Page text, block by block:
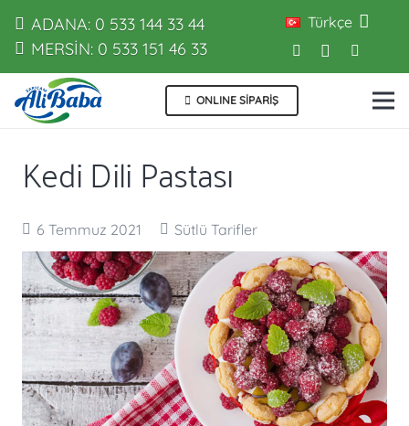
ADANA: 0 533 144 33 44
MERSİN: 0 533 151 46 33
Türkçe
ONLINE SİPARİŞ
Kedi Dili Pastası
6 Temmuz 2021 Sütlü Tarifler